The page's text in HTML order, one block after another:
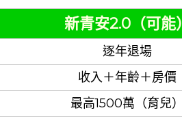
新青安2.0（可能）
逐年退場
收入＋年齡＋房價
最高1500萬（育兒）